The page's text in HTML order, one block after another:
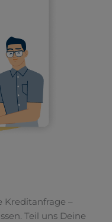
Kreditanfrage –
Teil uns Deine